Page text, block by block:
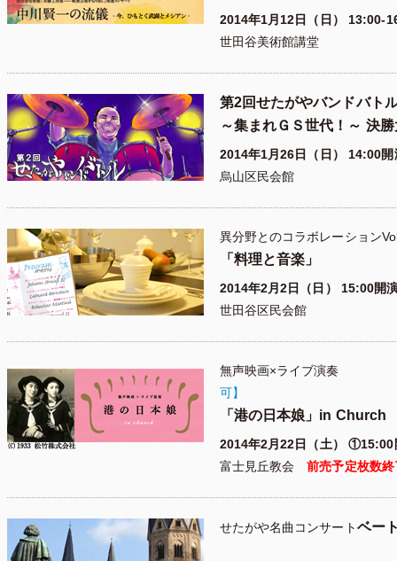
2014年1月12日（日） 13:00-
世田谷美術館講堂
第2回せたがやバンドバト
～集まれＧＳ世代！～ 決
2014年1月26日（日） 14:00開
烏山区民会館
異分野とのコラボレーション
「料理と音楽」
2014年2月2日（日） 15:00開
世田谷区民会館
無声映画×ラ
可】
「港の日本娘」in Church
2014年2月22日（土）
富士見丘教会前売予定枚数終
せたがや名曲コンサートベー